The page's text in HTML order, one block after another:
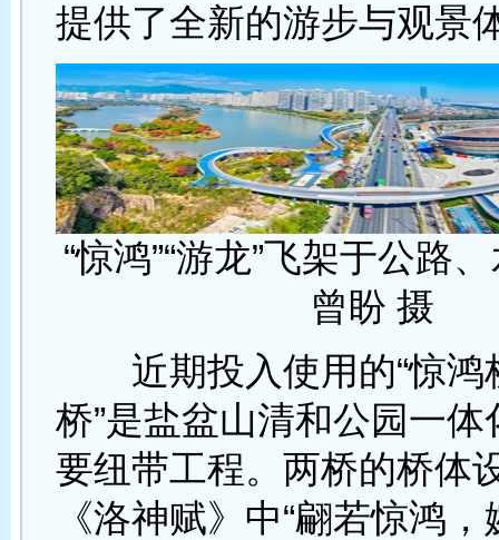
提供了全新的游步与观景
“惊鸿”“游龙”飞架于公路
曾盼 摄
近期投入使用的“惊鸿
桥”是盐盆山清和公园一体
要纽带工程。两桥的桥体
《洛神赋》中“翩若惊鸿